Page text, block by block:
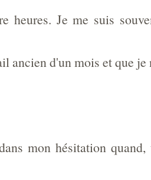
heures. Je me suis
ancien d'un mois et que
mon hésitation